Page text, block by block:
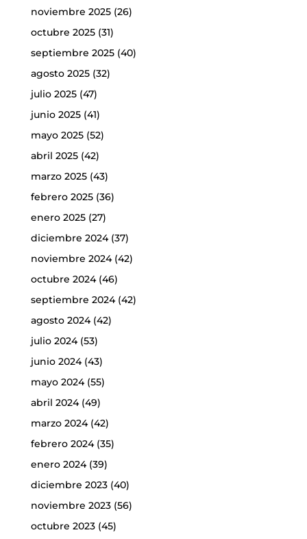
noviembre 2025(26)
octubre 2025(31)
septiembre 2025(40)
agosto 2025(32)
julio 2025(47)
junio 2025(41)
mayo 2025(52)
abril 2025(42)
marzo 2025(43)
febrero 2025(36)
enero 2025(27)
diciembre 2024(37)
noviembre 2024(42)
octubre 2024(46)
septiembre 2024(42)
agosto 2024(42)
julio 2024(53)
junio 2024(43)
mayo 2024(55)
abril 2024(49)
marzo 2024(42)
febrero 2024(35)
enero 2024(39)
diciembre 2023(40)
noviembre 2023(56)
octubre 2023(45)